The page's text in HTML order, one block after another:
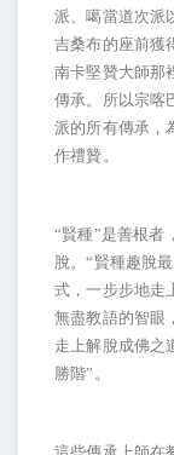
派、噶當道次派
吉桑布的座前獲
南卡堅贊大師那
傳承。所以宗喀
派的所有傳承，
作禮贊。
“賢種”是善根者
脫。“賢種趣脫
式，一步步地走
無盡教語的智眼
走上解脫成佛之
勝階”。